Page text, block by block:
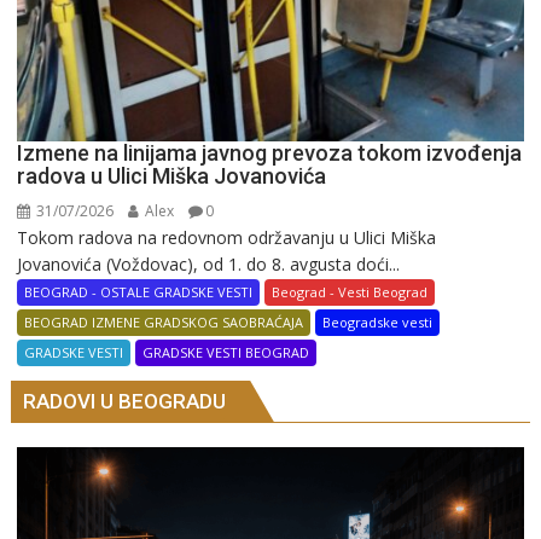
Izmene na linijama javnog prevoza tokom izvođenja
radova u Ulici Miška Jovanovića
31/07/2026 Alex 0
Tokom radova na redovnom održavanju u Ulici Miška
Jovanovića (Voždovac), od 1. do 8. avgusta doći...
BEOGRAD - OSTALE GRADSKE VESTI
Beograd - Vesti Beograd
BEOGRAD IZMENE GRADSKOG SAOBRAĆAJA
Beogradske vesti
GRADSKE VESTI
GRADSKE VESTI BEOGRAD
RADOVI U BEOGRADU